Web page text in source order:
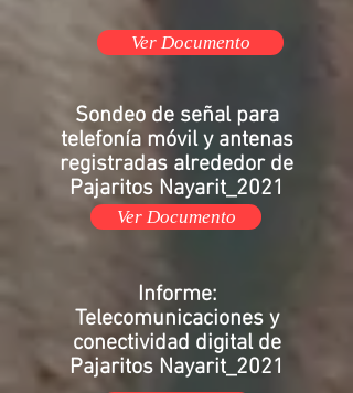
Ver Documento
Sondeo de señal para
telefonía móvil y antenas
registradas alrededor de
Pajaritos Nayarit_2021
Ver Documento
Informe:
Telecomunicaciones y
conectividad digital de
Pajaritos Nayarit_2021